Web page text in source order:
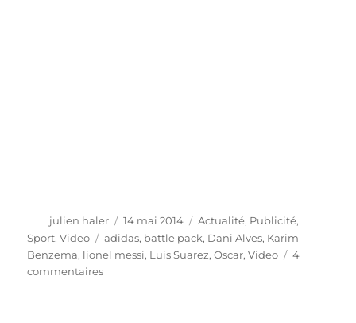
Auteur
julien haler
Publié
le
14 mai 2014 Catégories
Actualité, Publicité,
Sport,Video Étiquettes
adidas, battle pack, Dani Alves, Karim
Benzema, lionel messi, Luis Suarez,Oscar,Video
4
commentairessur